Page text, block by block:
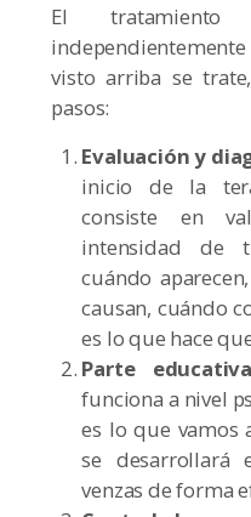
El
visto arriba se
pasos:
Evaluación y
inicio de la
consiste en
intensidad de
cuándo
causan, cuándo
es lo que hace
Parte
funciona a nivel
es lo que vamos
se desarrollará
venzas de forma